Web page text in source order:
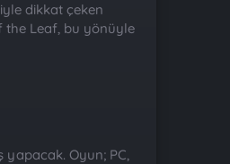
dikkat çeken
the Leaf, bu yönüyle
yapacak. Oyun; PC,